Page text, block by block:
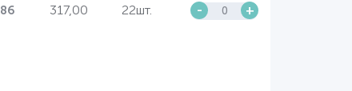
86 317,00 22шт. - +